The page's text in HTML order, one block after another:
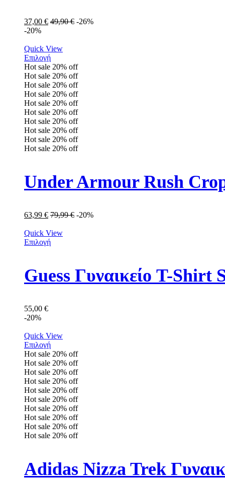
37,00 € 49,90€ -26%
-20%
Quick View
Επιλογή
Hot sale 20% off
Hot sale 20% off
Hot sale 20% off
Hot sale 20% off
Hot sale 20% off
Hot sale 20% off
Hot sale 20% off
Hot sale 20% off
Hot sale 20% off
Hot sale 20% off
Under Armour Rush
63,99 € 79,99€ -20%
Quick View
Επιλογή
Guess Γυναικείο T-
55,00 €
-20%
Quick View
Επιλογή
Hot sale 20% off
Hot sale 20% off
Hot sale 20% off
Hot sale 20% off
Hot sale 20% off
Hot sale 20% off
Hot sale 20% off
Hot sale 20% off
Hot sale 20% off
Hot sale 20% off
Adidas Nizza Trek